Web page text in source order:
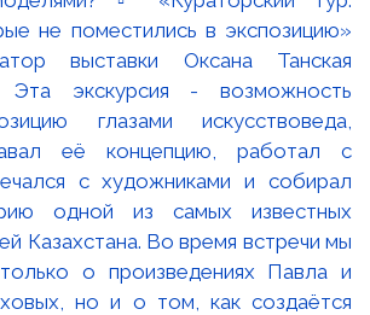
не поместились в экспозицию»
выставки Оксана Танская
Эта экскурсия - возможность
глазами искусствоведа,
её концепцию, работал с
с художниками и собирал
одной из самых известных
Казахстана. Во время встречи мы
о произведениях Павла и
но и о том, как создаётся